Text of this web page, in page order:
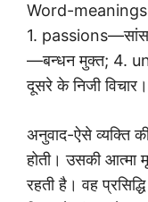
Word-
1.
—बन्धन मुक्त; 4.
दूसरे के निजी विचार।
अनुवाद-ऐसे व्यक्ति
होती। उसकी आत्मा
रहती है। वह